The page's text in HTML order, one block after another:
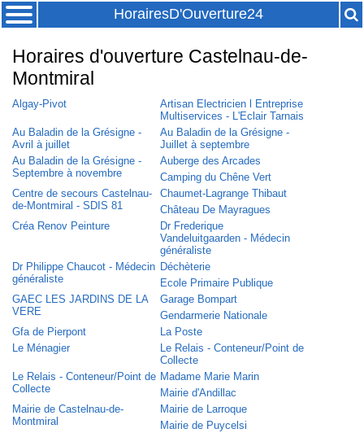
HorairesD'Ouverture24
Horaires d'ouverture Castelnau-de-
Montmiral
Algay-Pivot
Artisan Electricien l Entreprise
Multiservices - L'Eclair Tarnais
Au Baladin de la Grésigne -
Avril à juillet
Au Baladin de la Grésigne -
Juillet à septembre
Au Baladin de la Grésigne -
Septembre à novembre
Auberge des Arcades
Camping du Chêne Vert
Centre de secours Castelnau-
de-Montmiral - SDIS 81
Chaumet-Lagrange Thibaut
Château De Mayragues
Créa Renov Peinture
Dr Frederique
Vandeluitgaarden - Médecin
généraliste
Dr Philippe Chaucot - Médecin
généraliste
Déchèterie
Ecole Primaire Publique
GAEC LES JARDINS DE LA
VERE
Garage Bompart
Gendarmerie Nationale
Gfa de Pierpont
La Poste
Le Ménagier
Le Relais - Conteneur/Point de
Collecte
Le Relais - Conteneur/Point de
Collecte
Madame Marie Marin
Mairie d'Andillac
Mairie de Castelnau-de-
Montmiral
Mairie de Larroque
Mairie de Puycelsi